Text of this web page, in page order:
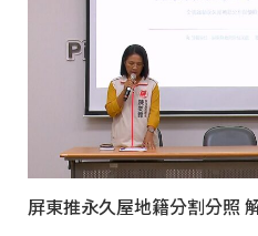
屏東推永久屋地籍分割分照